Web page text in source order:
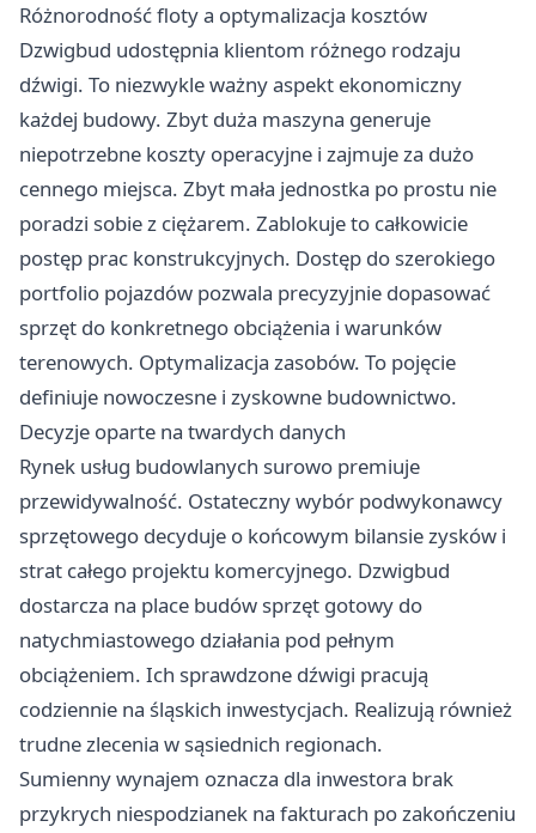
Różnorodność floty a optymalizacja kosztów
Dzwigbud udostępnia klientom różnego rodzaju
dźwigi. To niezwykle ważny aspekt ekonomiczny
każdej budowy. Zbyt duża maszyna generuje
niepotrzebne koszty operacyjne i zajmuje za dużo
cennego miejsca. Zbyt mała jednostka po prostu nie
poradzi sobie z ciężarem. Zablokuje to całkowicie
postęp prac konstrukcyjnych. Dostęp do szerokiego
portfolio pojazdów pozwala precyzyjnie dopasować
sprzęt do konkretnego obciążenia i warunków
terenowych. Optymalizacja zasobów. To pojęcie
definiuje nowoczesne i zyskowne budownictwo.
Decyzje oparte na twardych danych
Rynek usług budowlanych surowo premiuje
przewidywalność. Ostateczny wybór podwykonawcy
sprzętowego decyduje o końcowym bilansie zysków i
strat całego projektu komercyjnego. Dzwigbud
dostarcza na place budów sprzęt gotowy do
natychmiastowego działania pod pełnym
obciążeniem. Ich sprawdzone dźwigi pracują
codziennie na śląskich inwestycjach. Realizują również
trudne zlecenia w sąsiednich regionach.
Sumienny wynajem oznacza dla inwestora brak
przykrych niespodzianek na fakturach po zakończeniu